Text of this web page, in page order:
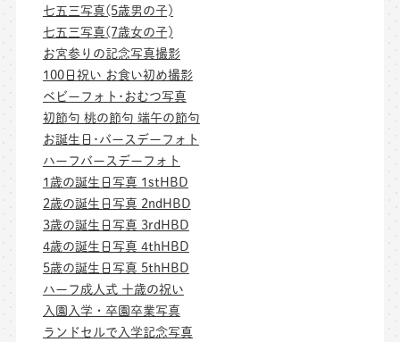
七五三写真(5歳男の子)
七五三写真(7歳女の子)
お宮参りの記念写真撮影
100日祝い お食い初め撮影
ベビーフォト･おむつ写真
初節句 桃の節句 端午の節句
お誕生日･バースデーフォト
ハーフバースデーフォト
1歳の誕生日写真 1stHBD
2歳の誕生日写真 2ndHBD
3歳の誕生日写真 3rdHBD
4歳の誕生日写真 4thHBD
5歳の誕生日写真 5thHBD
ハーフ成人式 十歳の祝い
入園入学・卒園卒業写真
ランドセルで入学記念写真